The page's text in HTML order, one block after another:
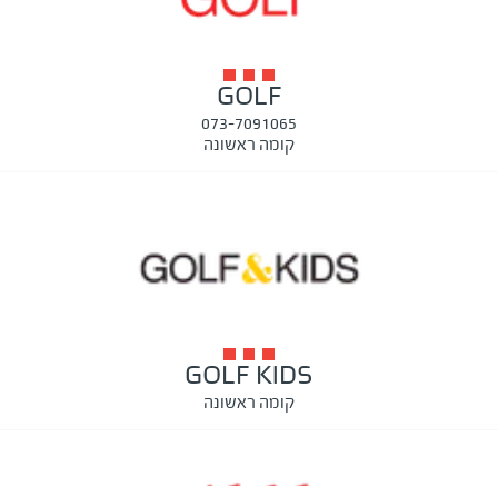
GOLF
073-7091065
קומה ראשונה
GOLF KIDS
קומה ראשונה